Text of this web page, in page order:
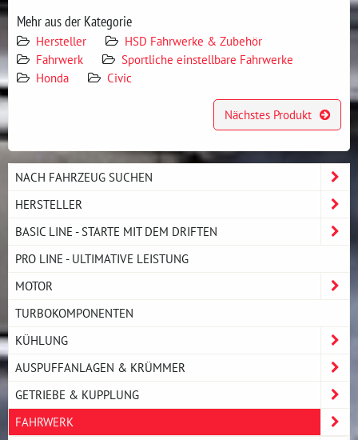
Mehr aus der Kategorie
Hersteller
HSD Fahrwerke & Zubehör
Fahrwerk
Sportliche einstellbare Fahrwerke
Honda
Civic
Nächstes Produkt
NACH FAHRZEUG SUCHEN
HERSTELLER
BASIC LINE - STARTE MIT DEM DRIFTEN
PRO LINE - ULTIMATIVE LEISTUNG
MOTOR
TURBOKOMPONENTEN
KÜHLUNG
AUSPUFFANLAGEN & KRÜMMER
GETRIEBE & KUPPLUNG
FAHRWERK